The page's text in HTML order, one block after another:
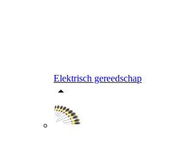
Elektrisch gereedschap